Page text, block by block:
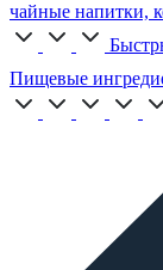
чайные напитки,
Пищевые